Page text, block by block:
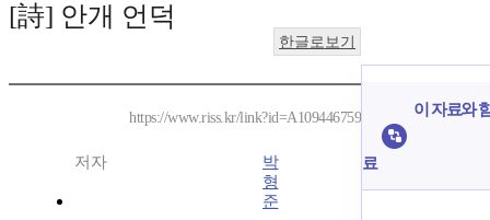
[詩] 안개 언덕
한글로보기
https://www.riss.kr/link?id=A109446759
저자
박
형
준
이 자료와
료